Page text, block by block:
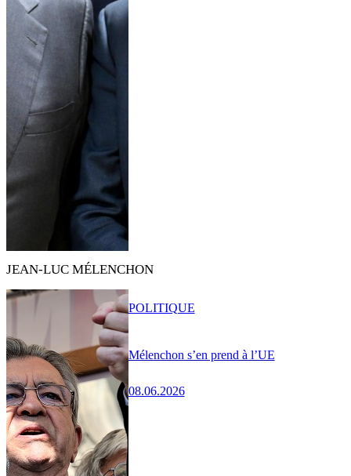
JEAN-LUC MÉLENCHON
Mélenchon s’en prend à l’UE
08.06.2026
POLITIQUE